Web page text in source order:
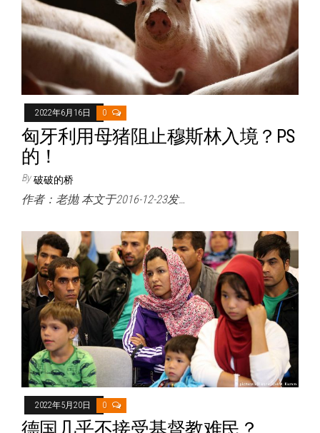
2022年6月16日 0
匈牙利用母猪阻止穆斯林入境？PS
的！
By 破破的桥
作者：老抛 本文于2016-12-23发…
2022年5月20日 0
德国几乎不接受基督教难民？